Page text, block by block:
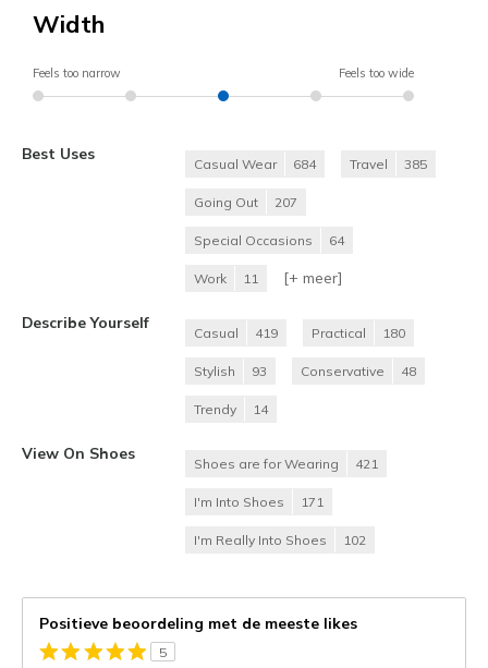
Width
Feels too narrow Feels too wide
Best Uses
Casual Wear 684 Travel 385
Going Out 207
Special Occasions 64
Work 11 [+ meer]
Describe Yourself
Casual 419 Practical 180
Stylish 93 Conservative 48
Trendy 14
View On Shoes
Shoes are for Wearing 421
I'm Into Shoes 171
I'm Really Into Shoes 102
Positieve beoordeling met de meeste likes
5